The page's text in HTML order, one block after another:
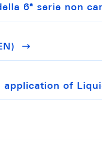
6ª serie non
of